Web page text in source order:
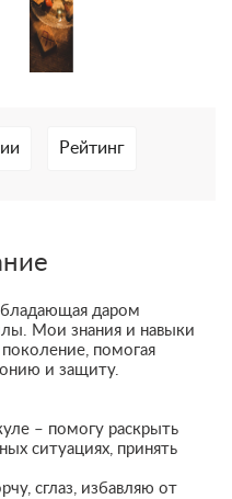
Рейтинг
даром
Мои знания и навыки
помогая
и защиту.
– помогу раскрыть
ситуациях, принять
сглаз, избавляю от